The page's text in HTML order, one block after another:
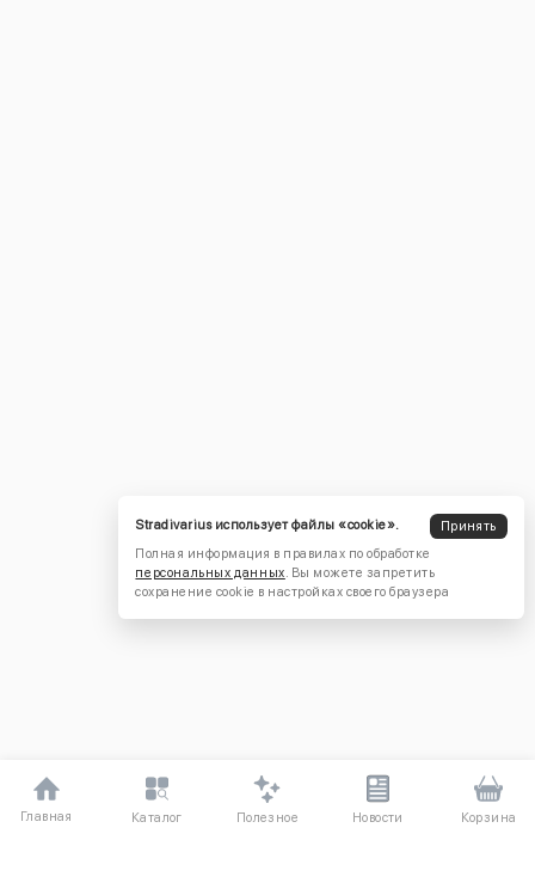
Главная Каталог Полезное Новости Корзина
Stradivarius использует файлы «cookie».
Принять
Полная информация в правилах по обработке
персональных данных . Вы можете запретить
сохранение cookie в настройках своего браузера